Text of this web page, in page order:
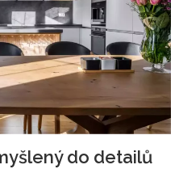
do detailů